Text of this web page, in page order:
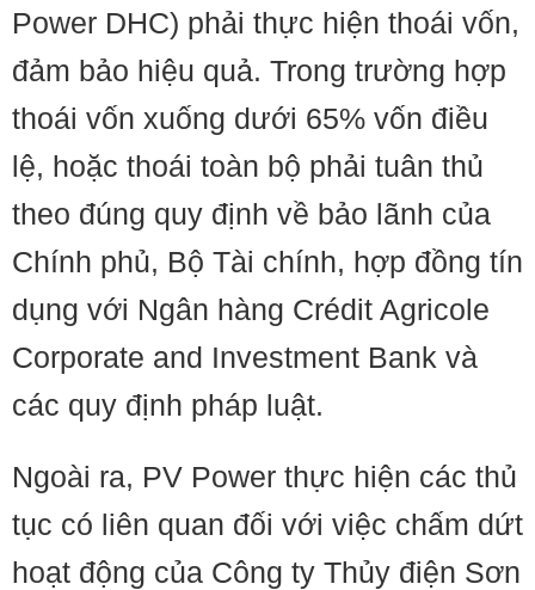
Power DHC) phải thực hiện thoái vốn,
đảm bảo hiệu quả. Trong trường hợp
thoái vốn xuống dưới 65% vốn điều
lệ, hoặc thoái toàn bộ phải tuân thủ
theo đúng quy định về bảo lãnh của
Chính phủ, Bộ Tài chính, hợp đồng tín
dụng với Ngân hàng Crédit Agricole
Corporate and Investment Bank và
các quy định pháp luật.
Ngoài ra, PV Power thực hiện các thủ
tục có liên quan đối với việc chấm dứt
hoạt động của Công ty Thủy điện Sơn